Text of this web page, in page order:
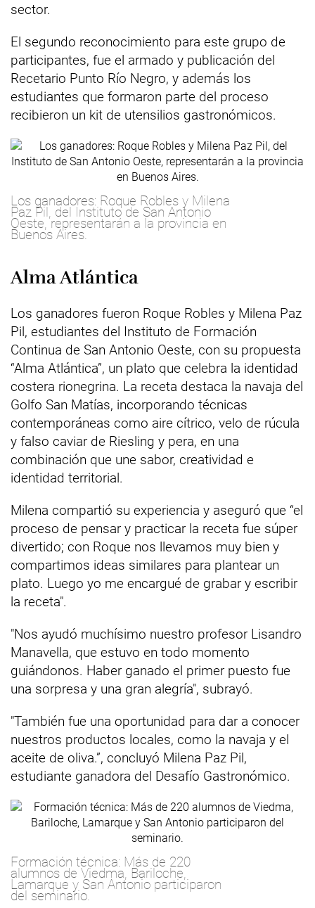
sector.
El segundo reconocimiento para este grupo de
participantes, fue el armado y publicación del
Recetario Punto Río Negro, y además los
estudiantes que formaron parte del proceso
recibieron un kit de utensilios gastronómicos.
Los ganadores: Roque Robles y Milena
Paz Pil, del Instituto de San Antonio
Oeste, representarán a la provincia en
Buenos Aires.
Alma Atlántica
Los ganadores fueron Roque Robles y Milena Paz
Pil, estudiantes del Instituto de Formación
Continua de San Antonio Oeste, con su propuesta
“Alma Atlántica”, un plato que celebra la identidad
costera rionegrina. La receta destaca la navaja del
Golfo San Matías, incorporando técnicas
contemporáneas como aire cítrico, velo de rúcula
y falso caviar de Riesling y pera, en una
combinación que une sabor, creatividad e
identidad territorial.
Milena compartió su experiencia y aseguró que “el
proceso de pensar y practicar la receta fue súper
divertido; con Roque nos llevamos muy bien y
compartimos ideas similares para plantear un
plato. Luego yo me encargué de grabar y escribir
la receta".
"Nos ayudó muchísimo nuestro profesor Lisandro
Manavella, que estuvo en todo momento
guiándonos. Haber ganado el primer puesto fue
una sorpresa y una gran alegría", subrayó.
"También fue una oportunidad para dar a conocer
nuestros productos locales, como la navaja y el
aceite de oliva.”, concluyó Milena Paz Pil,
estudiante ganadora del Desafío Gastronómico.
Formación técnica: Más de 220
alumnos de Viedma, Bariloche,
Lamarque y San Antonio participaron
del seminario.